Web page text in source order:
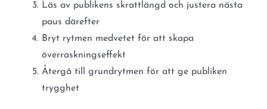
Läs av publikens skrattlängd och justera nästa
paus därefter
Bryt rytmen medvetet för att skapa
överraskningseffekt
Återgå till grundrytmen för att ge publiken
trygghet